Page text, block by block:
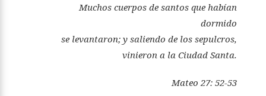
Muchos cuerpos de santos que habían
dormido
se levantaron; y saliendo de los sepulcros,
vinieron a la Ciudad Santa.
Mateo 27: 52-53